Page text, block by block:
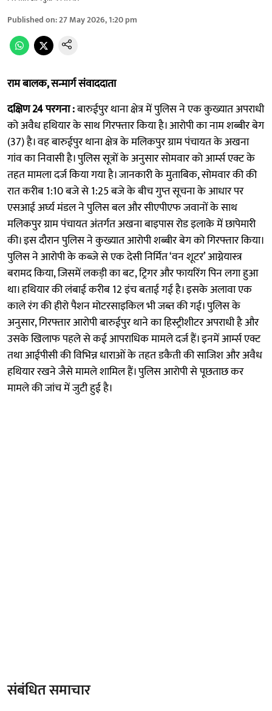
Published on:27 May 2026, 1:20 pm
राम बालक, सन्मार्ग संवाददाता
दक्षिण 24 परगना :बारुईपुर थाना क्षेत्र में पुलिस ने एक कुख्यात अपराधी
को अवैध हथियार के साथ गिरफ्तार किया है। आरोपी का नाम शब्बीर बेग
(37) है। वह बारुईपुर थाना क्षेत्र के मलिकपुर ग्राम पंचायत के अखना
गांव का निवासी है। पुलिस सूत्रों के अनुसार सोमवार को आर्म्स एक्ट के
तहत मामला दर्ज किया गया है। जानकारी के मुताबिक, सोमवार की की
रात करीब 1:10 बजे से 1:25 बजे के बीच गुप्त सूचना के आधार पर
एसआई अर्घ्य मंडल ने पुलिस बल और सीएपीएफ जवानों के साथ
मलिकपुर ग्राम पंचायत अंतर्गत अखना बाइपास रोड इलाके में छापेमारी
की। इस दौरान पुलिस ने कुख्यात आरोपी शब्बीर बेग को गिरफ्तार किया।
पुलिस ने आरोपी के कब्जे से एक देसी निर्मित ‘वन शूटर’ आग्नेयास्त्र
बरामद किया, जिसमें लकड़ी का बट, ट्रिगर और फायरिंग पिन लगा हुआ
था। हथियार की लंबाई करीब 12 इंच बताई गई है। इसके अलावा एक
काले रंग की हीरो पैशन मोटरसाइकिल भी जब्त की गई। पुलिस के
अनुसार, गिरफ्तार आरोपी बारुईपुर थाने का हिस्ट्रीशीटर अपराधी है और
उसके खिलाफ पहले से कई आपराधिक मामले दर्ज हैं। इनमें आर्म्स एक्ट
तथा आईपीसी की विभिन्न धाराओं के तहत डकैती की साजिश और अवैध
हथियार रखने जैसे मामले शामिल हैं। पुलिस आरोपी से पूछताछ कर
मामले की जांच में जुटी हुई है।
संबंधित समाचार